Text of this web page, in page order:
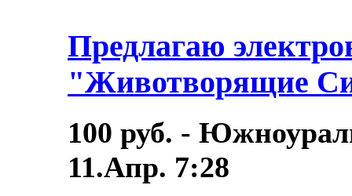
Предлагаю
"Животворящие
100 руб. -
11.Апр. 7:28